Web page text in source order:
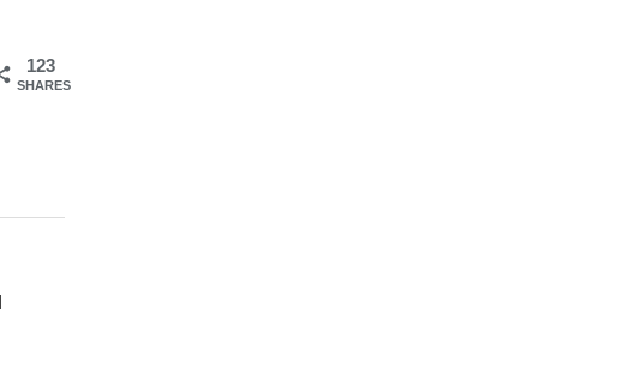
123
SHARES